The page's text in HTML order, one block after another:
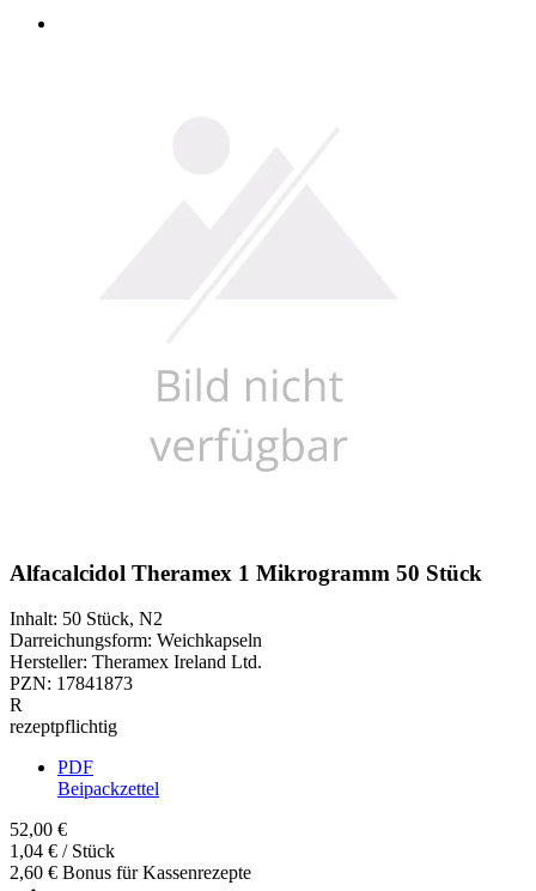
Alfacalcidol Theramex 1 Mikrogramm 50 Stück
Inhalt: 50 Stück, N2
Darreichungsform: Weichkapseln
Hersteller: Theramex Ireland Ltd.
PZN: 17841873
R
rezeptpflichtig
PDF
Beipackzettel
52,00 €
1,04 € / Stück
2,60 € Bonus für Kassenrezepte